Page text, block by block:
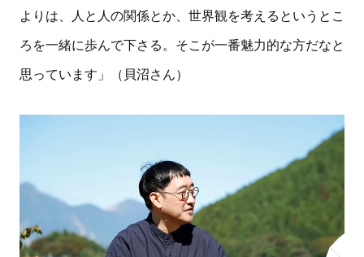
よりは、人と人の関係とか、世界観を考えるというとこ
ろを一緒に歩んで下さる。そこが一番魅力的な方だなと
思っています」（貝沼さん）